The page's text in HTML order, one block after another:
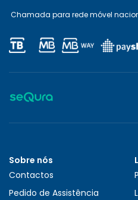
Chamada para rede móvel
Sobre nós
Contactos
Pedido de Assistência